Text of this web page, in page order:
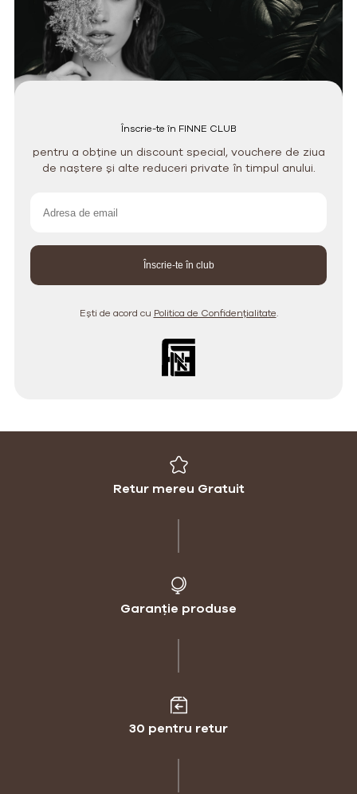
Înscrie-te în FINNE CLUB
pentru a obține un discount special, vouchere de ziua
de naștere și alte reduceri private în timpul anului.
Ești de acord cu Politica de Confidențialitate.
Retur mereu Gratuit
Garanție produse
30 pentru retur